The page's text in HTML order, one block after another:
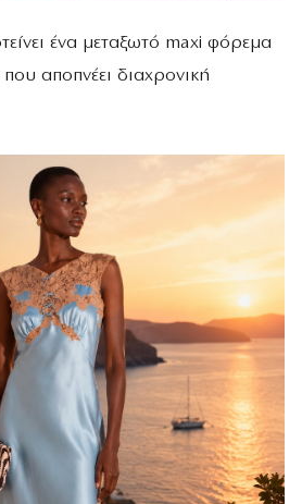
ένα μεταξωτό maxi φόρεμα
αποπνέει διαχρονική